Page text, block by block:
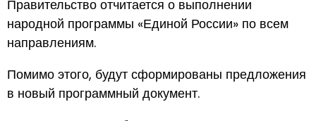
Правительство отчитается о выполнении
народной программы «Единой России» по всем
направлениям.
Помимо этого, будут сформированы предложения
в новый программный документ.